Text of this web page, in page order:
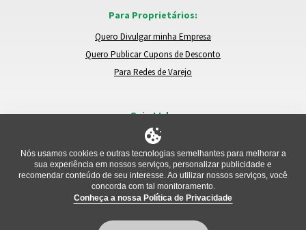
Para Proprietários:
Quero Divulgar minha Empresa
Quero Publicar Cupons de Desconto
Para Redes de Varejo
Guia.Ltda:
Locais e Empresas
Trocar de Região
Relatar um Problema
Nós usamos cookies e outras tecnologias semelhantes para melhorar a
sua experiência em nossos serviços, personalizar publicidade e
recomendar conteúdo de seu interesse. Ao utilizar nossos serviços, você
concorda com tal monitoramento.
Conheça a nossa Política de Privacidade